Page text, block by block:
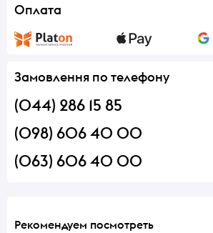
Оплата
Замовлення по телефону
(044) 286 15 85
(098) 606 40 00
(063) 606 40 00
Рекомендуем посмотреть